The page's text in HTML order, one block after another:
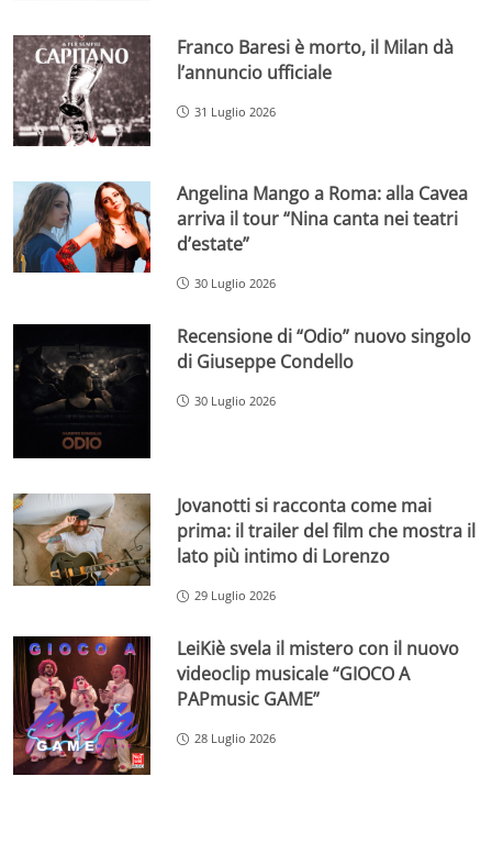
Franco Baresi è morto, il Milan dà
l’annuncio ufficiale
31 Luglio 2026
Angelina Mango a Roma: alla Cavea
arriva il tour “Nina canta nei teatri
d’estate”
30 Luglio 2026
Recensione di “Odio” nuovo singolo
di Giuseppe Condello
30 Luglio 2026
Jovanotti si racconta come mai
prima: il trailer del film che mostra il
lato più intimo di Lorenzo
29 Luglio 2026
LeiKiè svela il mistero con il nuovo
videoclip musicale “GIOCO A
PAPmusic GAME”
28 Luglio 2026